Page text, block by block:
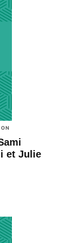
et Julie